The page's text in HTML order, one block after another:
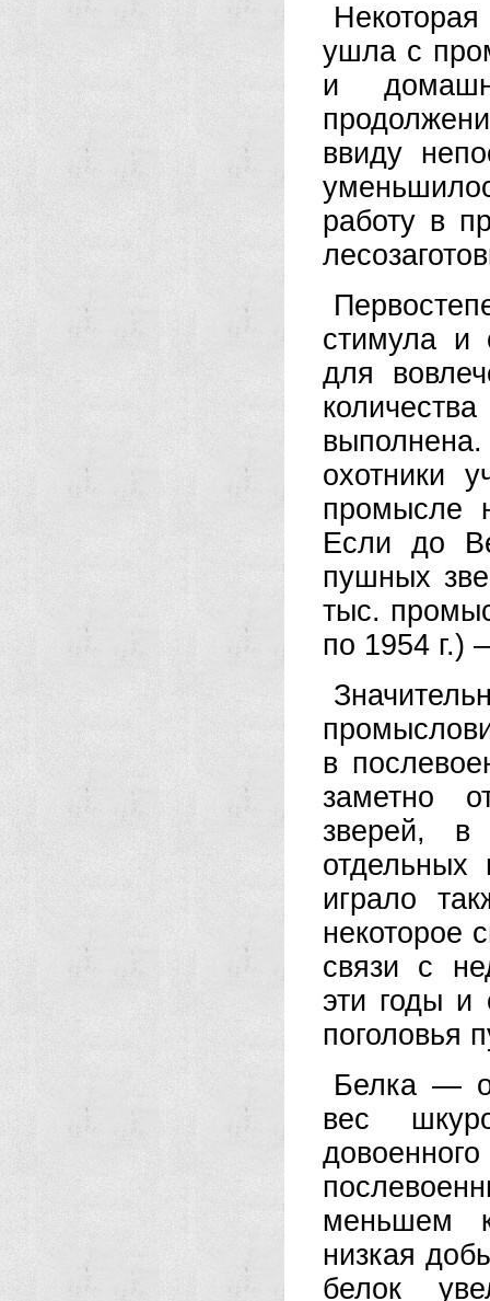
ушла с
и
ввиду
работу в
стимула и
для
охотники
промысле
Если до
пушных
тыс.
по 1954 г.)
в
заметно
зверей, в
играло
некоторое
связи с
эти годы и
поголовья
Белка —
вес
меньшем
низкая
белок